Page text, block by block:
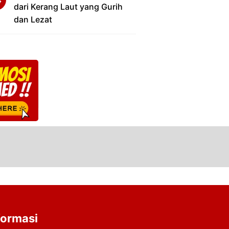
dari Kerang Laut yang Gurih
dan Lezat